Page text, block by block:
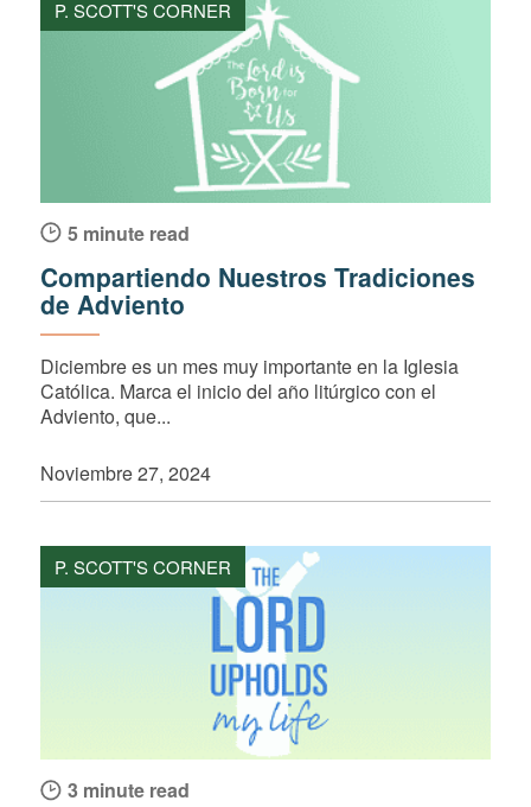
P. SCOTT'S CORNER
5 minute read
Compartiendo Nuestros Tradiciones
de Adviento
Diciembre es un mes muy importante en la Iglesia
Católica. Marca el inicio del año litúrgico con el
Adviento, que...
Noviembre 27, 2024
P. SCOTT'S CORNER
3 minute read